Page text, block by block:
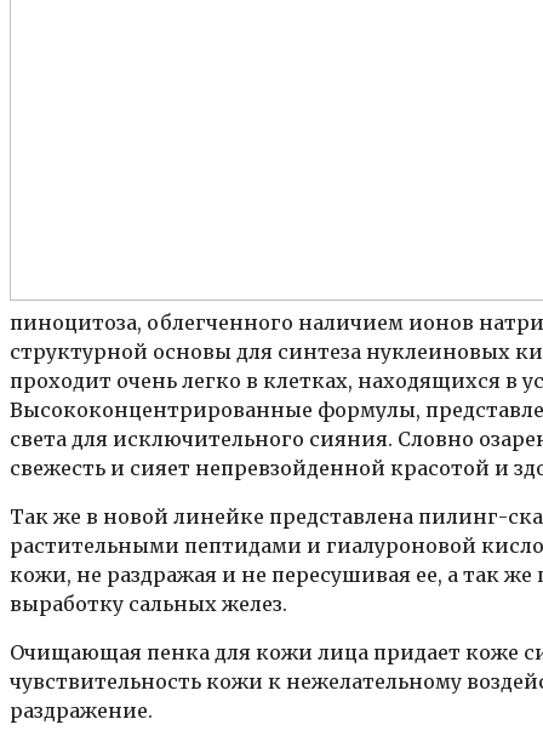
пиноцитоза, облегченного наличием ионов
структурной основы для синтеза нуклеиновых
проходит очень легко в клетках, находящихся в
Высококонцентрированные формулы,
света для исключительного сияния. Словно
свежесть и сияет непревзойденной красотой и
Так же в новой линейке представлена пилинг-
растительными пептидами и гиалуроновой
кожи, не раздражая и не пересушивая ее, а так
выработку сальных желез.
Очищающая пенка для кожи лица придает коже
чувствительность кожи к нежелательному
раздражение.